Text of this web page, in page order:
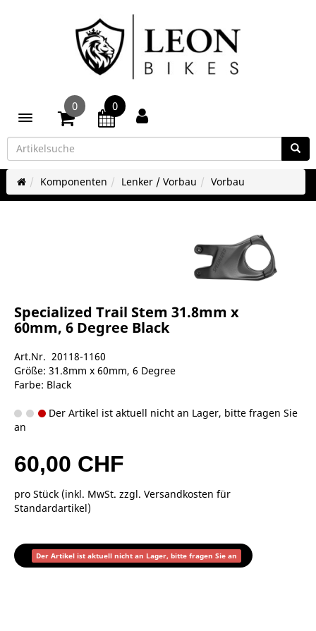
Toggle navigation
0 0
Komponenten Lenker / Vorbau Vorbau
Specialized Trail Stem 31.8mm x
60mm, 6 Degree Black
Art.Nr. 20118-1160
Größe: 31.8mm x 60mm, 6 Degree
Farbe: Black
Der Artikel ist aktuell nicht an Lager, bitte fragen Sie
an
60,00 CHF
pro Stück (inkl. MwSt. zzgl. Versandkosten für
Standardartikel)
Der Artikel ist aktuell nicht an Lager, bitte fragen Sie an